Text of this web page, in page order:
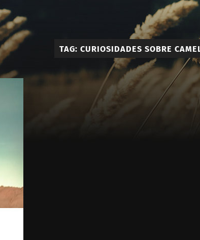
Élie
-
e
TAG: CURIOSIDADES SOBRE